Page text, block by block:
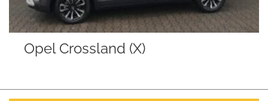
Opel Crossland (X)